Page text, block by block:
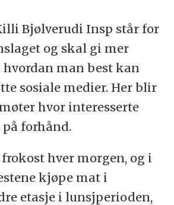
Bjølverudi Insp står for
og skal gi mer
man best kan
sosiale medier. Her blir
hvor interesserte
på forhånd.
hver morgen, og i
kjøpe mat i
etasje i lunsjperioden,